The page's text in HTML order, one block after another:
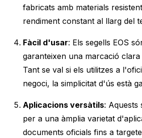
fabricats amb materials
rendiment constant al llarg del
Fàcil d'usar: Els segells EOS
garanteixen una marcació clara
Tant se val si els utilitzes a
negoci, la simplicitat d'ús està
Aplicacions versàtils: Aquests
per a una àmplia varietat
documents oficials fins a